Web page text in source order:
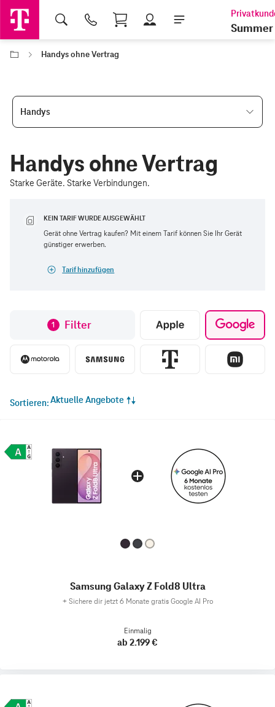
Shopping Cart
Summer
Handys ohne Vertrag
Handys
Handys ohne Vertrag
Starke Geräte. Starke Verbindungen.
KEIN TARIF WURDE AUSGEWÄHLT
Gerät ohne Vertrag kaufen? Mit einem Tarif können Sie Ihr Gerät
günstiger erwerben.
Tarif hinzufügen
1 Filter
Sortieren Aktuelle Angebote
Samsung Galaxy Z Fold8 Ultra
+ Sichere dir jetzt 6 Monate gratis Google AI Pro
Einmalig
ab 2.199 €